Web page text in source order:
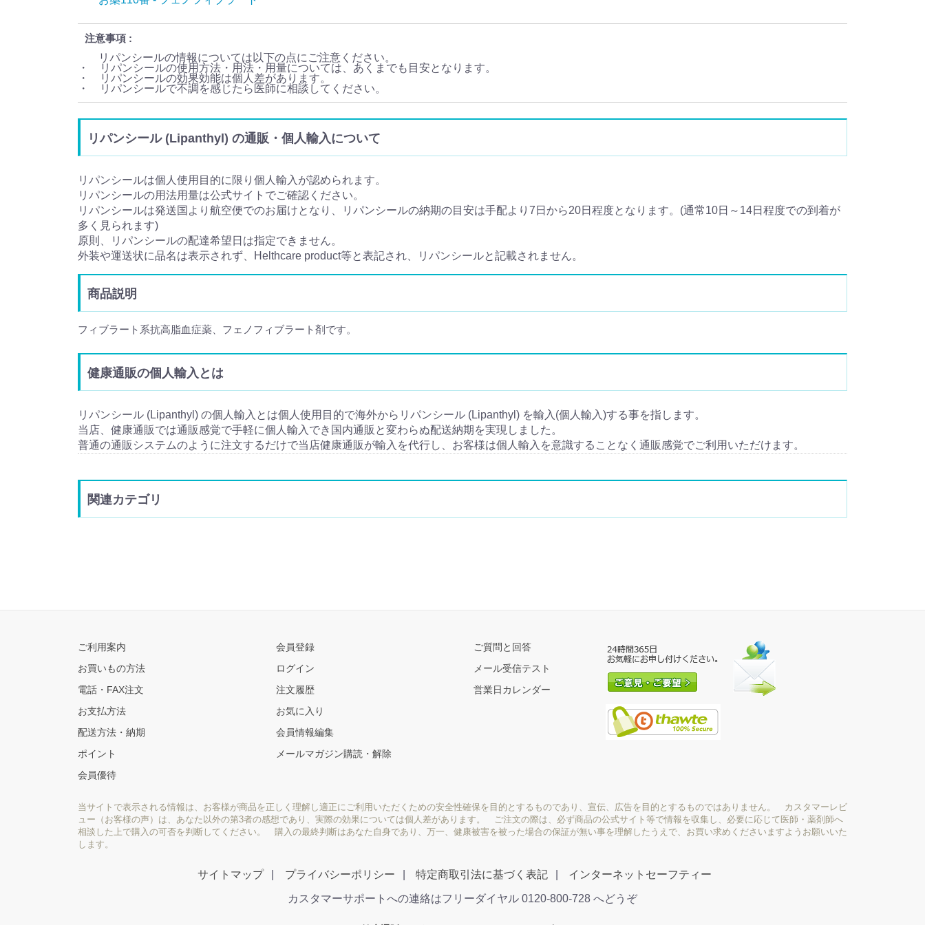
注意事項
リパンシールの情報については以下の点にご注意ください。
・ リパンシールの使用方法・用法・用量については、あくまでも目安となります。
・ リパンシールの効果効能は個人差があります。
・ リパンシールで不調を感じたら医師に相談してください。
リパンシール (Lipanthyl) の通販・個人輸入について
リパンシールは個人使用目的に限り個人輸入が認められます。
リパンシールの用法用量は公式サイトでご確認ください。
リパンシールは発送国より航空便でのお届けとなり、リパンシールの納期の目安は手配より7日から20日程度となります。(通常10日～14日程度での到着が
多く見られます)
原則、リパンシールの配達希望日は指定できません。
外装や運送状に品名は表示されず、Helthcare product等と表記され、リパンシールと記載されません。
商品説明
フィブラート系抗高脂血症薬、フェノフィブラート剤です。
健康通販の個人輸入とは
リパンシール (Lipanthyl) の個人輸入とは個人使用目的で海外からリパンシール (Lipanthyl) を輸入(個人輸入)する事を指します。
当店、健康通販では通販感覚で手軽に個人輸入でき国内通販と変わらぬ配送納期を実現しました。
普通の通販システムのように注文するだけで当店健康通販が輸入を代行し、お客様は個人輸入を意識することなく通販感覚でご利用いただけます。
関連カテゴリ
ご利用案内
お買いもの方法
電話・FAX注文
お支払方法
配送方法・納期
ポイント
会員優待
会員登録
ログイン
注文履歴
お気に入り
会員情報編集
メールマガジン購読・解除
ご質問と回答
メール受信テスト
営業日カレンダー
当サイトで表示される情報は、お客様が商品を正しく理解し適正にご利用いただくための安全性確保を目的とするものであり、宣伝、広告を目的とするものではありません。 カスタマーレビ
ュー（お客様の声）は、あなた以外の第3者の感想であり、実際の効果については個人差があります。 ご注文の際は、必ず商品の公式サイト等で情報を収集し、必要に応じて医師・薬剤師へ
相談した上で購入の可否を判断してください。 購入の最終判断はあなた自身であり、万一、健康被害を被った場合の保証が無い事を理解したうえで、お買い求めくださいますようお願いいた
します。
サイトマップ プライバシーポリシー 特定商取引法に基づく表記 インターネットセーフティー
カスタマーサポートへの連絡はフリーダイヤル 0120-800-728 へどうぞ